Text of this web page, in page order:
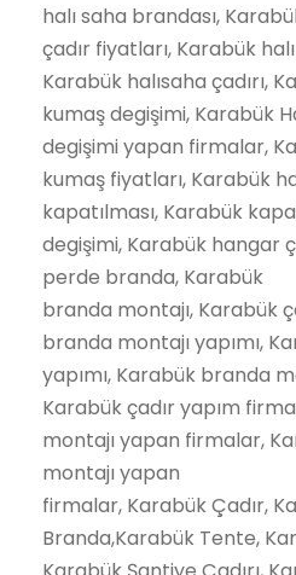
halı saha brandası,
çadır fiyatları, Karabük
Karabük halısaha çadırı,
kumaş degişimi, Karabük
degişimi yapan firmalar,
kumaş fiyatları, Karabük
kapatılması, Karabük
degişimi, Karabük hangar
perde branda, Karabük
branda montajı, Karabük
branda montajı yapımı,
yapımı, Karabük branda
Karabük çadır yapım
montajı yapan firmalar,
montajı yapan
firmalar, Karabük Çadır,
Branda,Karabük Tente,